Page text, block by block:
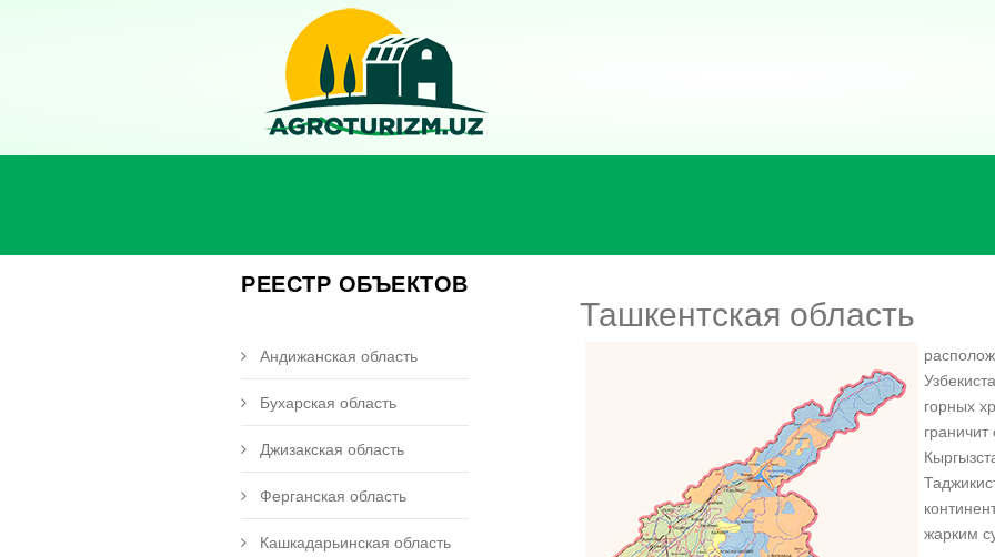
РЕЕСТР ОБЪЕКТОВ
Андижанская область
Бухарская область
Джизакская область
Ферганская область
Кашкадарьинская область
Ташкентская область
горных
жарким